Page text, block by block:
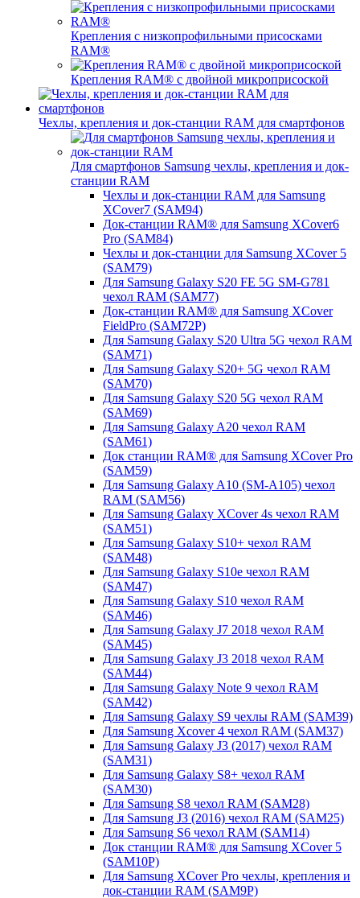
Крепления с низкопрофильными присосками
RAM®
Крепления RAM® с двойной микроприсоской
Чехлы, крепления и док-станции RAM для смартфонов
Для смартфонов Samsung чехлы, крепления и док-
станции RAM
Чехлы и док-станции RAM для Samsung
XCover7 (SAM94)
Док-станции RAM® для Samsung XCover6
Pro (SAM84)
Чехлы и док-станции для Samsung XCover 5
(SAM79)
Для Samsung Galaxy S20 FE 5G SM-G781
чехол RAM (SAM77)
Док-станции RAM® для Samsung XCover
FieldPro (SAM72P)
Для Samsung Galaxy S20 Ultra 5G чехол RAM
(SAM71)
Для Samsung Galaxy S20+ 5G чехол RAM
(SAM70)
Для Samsung Galaxy S20 5G чехол RAM
(SAM69)
Для Samsung Galaxy A20 чехол RAM
(SAM61)
Док станции RAM® для Samsung XCover Pro
(SAM59)
Для Samsung Galaxy A10 (SM-A105) чехол
RAM (SAM56)
Для Samsung Galaxy XCover 4s чехол RAM
(SAM51)
Для Samsung Galaxy S10+ чехол RAM
(SAM48)
Для Samsung Galaxy S10e чехол RAM
(SAM47)
Для Samsung Galaxy S10 чехол RAM
(SAM46)
Для Samsung Galaxy J7 2018 чехол RAM
(SAM45)
Для Samsung Galaxy J3 2018 чехол RAM
(SAM44)
Для Samsung Galaxy Note 9 чехол RAM
(SAM42)
Для Samsung Galaxy S9 чехлы RAM (SAM39)
Для Samsung Xcover 4 чехол RAM (SAM37)
Для Samsung Galaxy J3 (2017) чехол RAM
(SAM31)
Для Samsung Galaxy S8+ чехол RAM
(SAM30)
Для Samsung S8 чехол RAM (SAM28)
Для Samsung J3 (2016) чехол RAM (SAM25)
Для Samsung S6 чехол RAM (SAM14)
Док станции RAM® для Samsung XCover 5
(SAM10P)
Для Samsung XCover Pro чехлы, крепления и
док-станции RAM (SAM9P)